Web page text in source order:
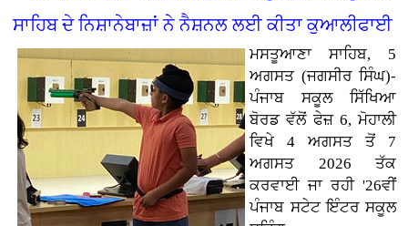
ਸਾਹਿਬ ਦੇ ਨਿਸ਼ਾਨੇਬਾਜ਼ਾਂ ਨੇ ਨੈਸ਼ਨਲ ਲਈ ਕੀਤਾ ਕੁਆਲੀਫਾਈ
ਮਸਤੂਆਣਾ ਸਾਹਿਬ, 5
ਅਗਸਤ (ਜਗਸੀਰ ਸਿੰਘ)-
ਪੰਜਾਬ ਸਕੂਲ ਸਿੱਖਿਆ
ਬੋਰਡ ਵੱਲੋਂ ਫੇਜ਼ 6, ਮੋਹਾਲੀ
ਵਿਖੇ 4 ਅਗਸਤ ਤੋਂ 7
ਅਗਸਤ 2026 ਤੱਕ
ਕਰਵਾਈ ਜਾ ਰਹੀ '26ਵੀਂ
ਪੰਜਾਬ ਸਟੇਟ ਇੰਟਰ ਸਕੂਲ